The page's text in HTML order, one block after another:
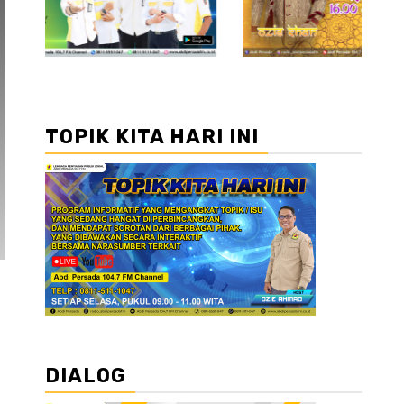
TOPIK KITA HARI INI
DIALOG